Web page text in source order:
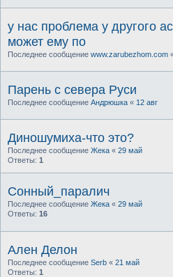
у нас проблема у другого
может ему по
Последнее сообщение www.zarubezhom.com
Парень с севера Руси
Последнее сообщение Андрюшка « 12 авг
Диношумиха-что это?
Последнее сообщение Жека « 29 май
Ответы: 1
Сонный_паралич
Последнее сообщение Жека « 29 май
Ответы: 16
Ален Делон
Последнее сообщение Serb « 21 май
Ответы: 1